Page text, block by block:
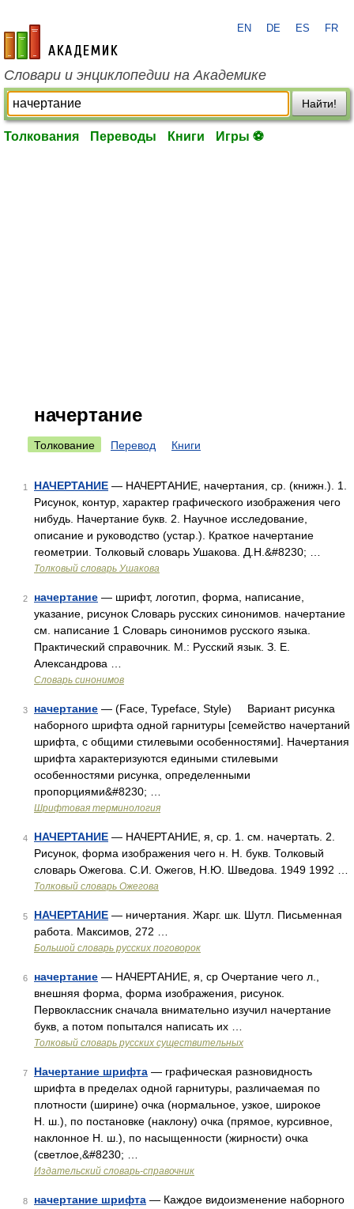
academic.ru
EN DE ES FR
Словари и энциклопедии на Академике
Найти!
Толкования Переводы Книги Игры ⚽
начертание
Толкование Перевод Книги
1 НАЧЕРТАНИЕ — НАЧЕРТАНИЕ, начертания, ср. (книжн.). 1.
Рисунок, контур, характер графического изображения чего
нибудь. Начертание букв. 2. Научное исследование,
описание и руководство (устар.). Краткое начертание
геометрии. Толковый словарь Ушакова. Д.Н.&#8230; …
Толковый словарь Ушакова
2 начертание — шрифт, логотип, форма, написание,
указание, рисунок Словарь русских синонимов. начертание
см. написание 1 Словарь синонимов русского языка.
Практический справочник. М.: Русский язык. З. Е.
Александрова …
Словарь синонимов
3 начертание — (Face, Typeface, Style) Вариант рисунка
наборного шрифта одной гарнитуры [семейство начертаний
шрифта, с общими стилевыми особенностями]. Начертания
шрифта характеризуются едиными стилевыми
особенностями рисунка, определенными
пропорциями&#8230; …
Шрифтовая терминология
4 НАЧЕРТАНИЕ — НАЧЕРТАНИЕ, я, ср. 1. см. начертать. 2.
Рисунок, форма изображения чего н. Н. букв. Толковый
словарь Ожегова. С.И. Ожегов, Н.Ю. Шведова. 1949 1992 …
Толковый словарь Ожегова
5 НАЧЕРТАНИЕ — ничертания. Жарг. шк. Шутл. Письменная
работа. Максимов, 272 …
Большой словарь русских поговорок
6 начертание — НАЧЕРТАНИЕ, я, ср Очертание чего л.,
внешняя форма, форма изображения, рисунок.
Первоклассник сначала внимательно изучил начертание
букв, а потом попытался написать их …
Толковый словарь русских существительных
7 Начертание шрифта — графическая разновидность
шрифта в пределах одной гарнитуры, различаемая по
плотности (ширине) очка (нормальное, узкое, широкое
Н. ш.), по постановке (наклону) очка (прямое, курсивное,
наклонное Н. ш.), по насыщенности (жирности) очка
(светлое,&#8230; …
Издательский словарь-справочник
8 начертание шрифта — Каждое видоизменение наборного